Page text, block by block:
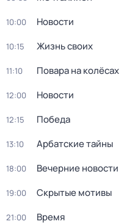
10:00 Новости
10:15 Жизнь своих
11:10 Повара на колёсах
12:00 Новости
12:15 Победа
13:10 Арбатские тайны
18:00 Вечерние новости
19:00 Скрытые мотивы
21:00 Время